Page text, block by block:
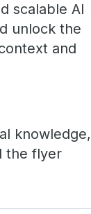
scalable AI
unlock the
and
knowledge,
the flyer